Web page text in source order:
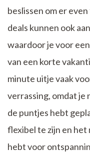
beslissen om er
deals kunnen ook
waardoor je voor
van een korte
minute uitje vaak
verrassing, omdat je
de puntjes hebt
flexibel te zijn en het
hebt voor